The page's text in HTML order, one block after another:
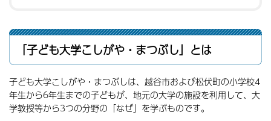
「子ども大学こしがや・まつぶし」とは
子ども大学こしがや・まつぶしは、越谷市および松伏町の小学校4
年生から6年生までの子どもが、地元の大学の施設を利用して、大
学教授等から3つの分野の「なぜ」を学ぶものです。